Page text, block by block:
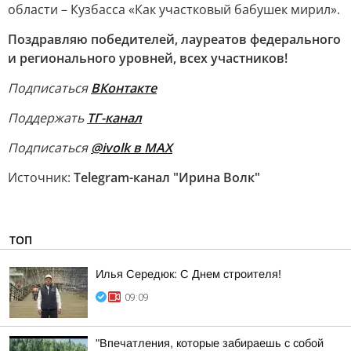
области – Кузбасса «Как участковый бабушек мирил».
Поздравляю победителей, лауреатов федерального
и регионального уровней, всех участников!
Подписаться ВКонтакте
Поддержать ТГ-канал
Подписаться@ivolk в MAX
Источник: Telegram-канал "Ирина Волк"
ТОП
Илья Середюк: С Днем строителя!
09:09
"Впечатления, которые забираешь с собой